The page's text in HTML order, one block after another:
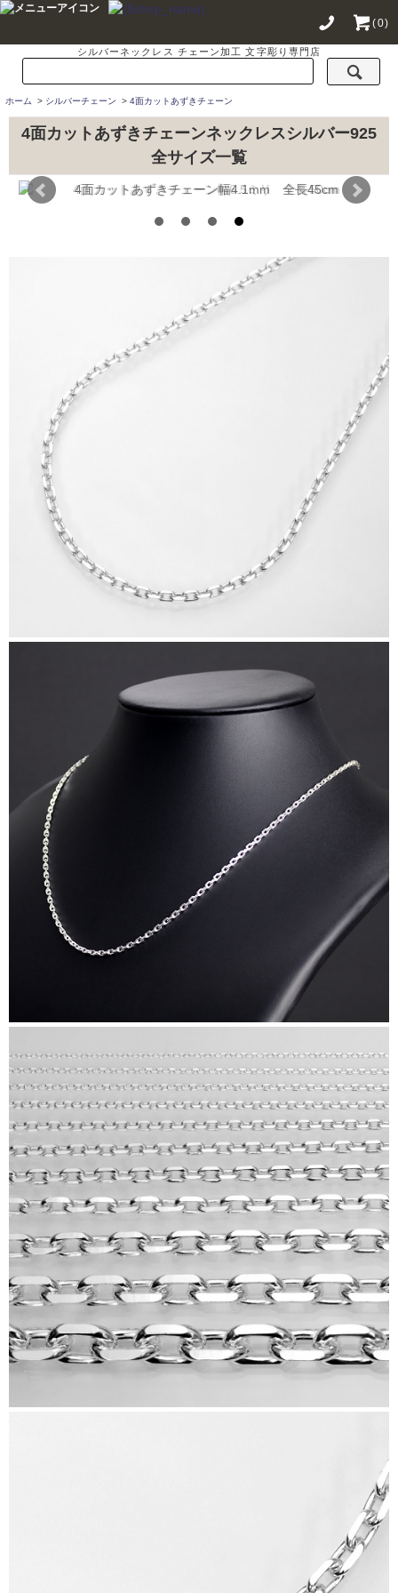
(0)
シルバーネックレス チェーン加工 文字彫り専門店
ホーム > シルバーチェーン > 4面カットあずきチェーン
4面カットあずきチェーンネックレスシルバー925
全サイズ一覧